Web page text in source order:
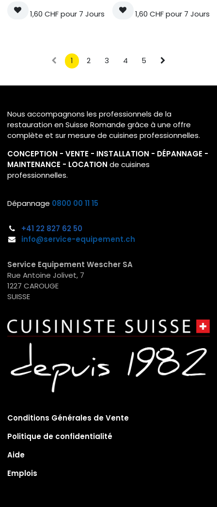
1,60 CHFpour 7 Jours 1,60 CHFpour 7 Jours
1 2 3 4 5
Nous accompagnons les professionnels de la
restauration en Suisse Romande grâce à une offre
complète et sur mesure de cuisines professionnelles.
CONCEPTION - VENTE - INSTALLATION - DÉPANNAGE -
MAINTENANCE - LOCATION de cuisines
professionnelles.
Dépannage 0800 00 11 15
+41 22 827 62 50
info@service-equipement.ch​
Service Equipement Wescher SA
Rue Antoine Jolivet, 7
1227 CAROUGE
SUISSE
Conditions Générales de Vente
Politique de confidentialité
Aide
Emplois